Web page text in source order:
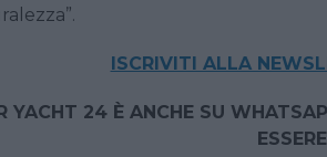
ISCRIVITI ALLA
YACHT 24 È ANCHE SU